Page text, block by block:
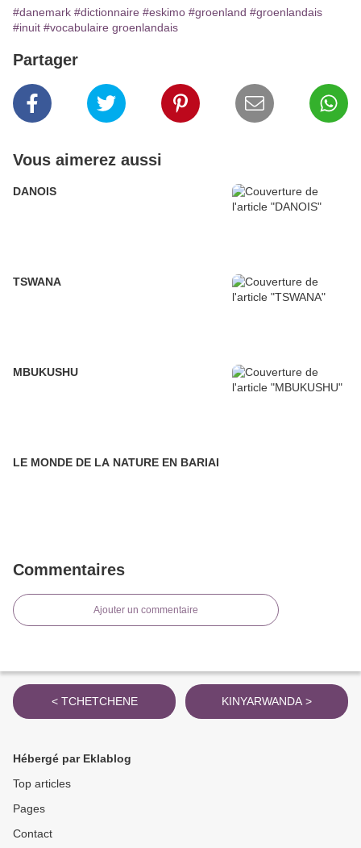
#danemark #dictionnaire #eskimo #groenland #groenlandais
#inuit #vocabulaire groenlandais
Partager
Vous aimerez aussi
DANOIS
TSWANA
MBUKUSHU
LE MONDE DE LA NATURE EN BARIAI
Commentaires
Ajouter un commentaire
< TCHETCHENE KINYARWANDA >
Hébergé par Eklablog
Top articles
Pages
Contact